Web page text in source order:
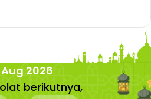
2026
berikutnya,